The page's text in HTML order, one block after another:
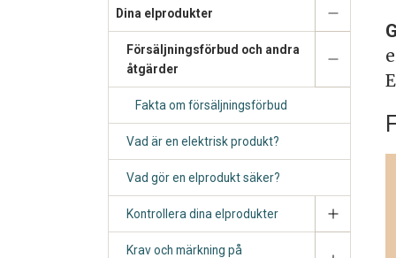
Dina elprodukter
Försäljningsförbud och andra
åtgärder
Fakta om försäljningsförbud
Vad är en elektrisk produkt?
Vad gör en elprodukt säker?
Kontrollera dina elprodukter
Krav och märkning på